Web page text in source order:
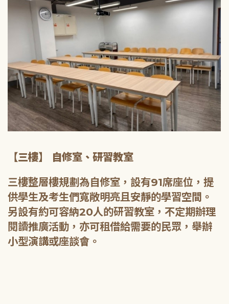
【三樓】 自修室、研習教室
三樓整層樓規劃為自修室，設有91席座位，提
供學生及考生們寬敞明亮且安靜的學習空間。
另設有約可容納20人的研習教室，不定期辦理
閱讀推廣活動，亦可租借給需要的民眾，舉辦
小型演講或座談會。